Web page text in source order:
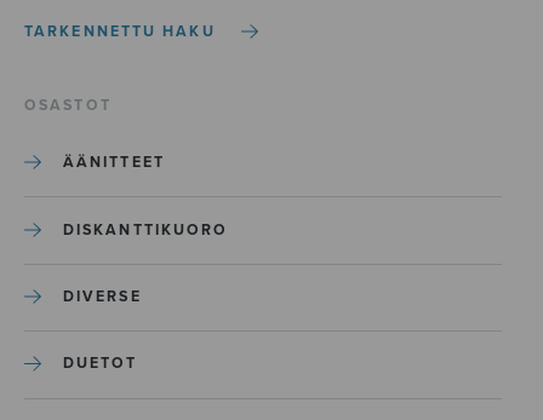
TARKENNETTU HAKU
OSASTOT
ÄÄNITTEET
DISKANTTIKUORO
DIVERSE
DUETOT